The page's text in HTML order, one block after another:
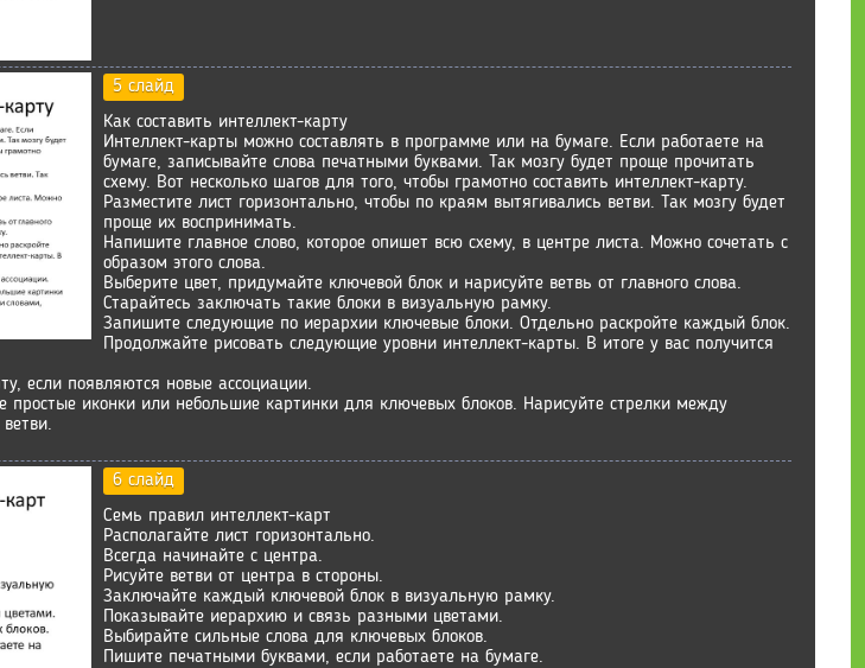
5 слайд
Как составить интеллект-карту
Интеллект-карты можно составлять в программе или на бумаге. Если работаете на
бумаге, записывайте слова печатными буквами. Так мозгу будет проще прочитать
схему. Вот несколько шагов для того, чтобы грамотно составить интеллект-карту.
Разместите лист горизонтально, чтобы по краям вытягивались ветви. Так мозгу будет
проще их воспринимать.
Напишите главное слово, которое опишет всю схему, в центре листа. Можно сочетать с
образом этого слова.
Выберите цвет, придумайте ключевой блок и нарисуйте ветвь от главного слова.
Старайтесь заключать такие блоки в визуальную рамку.
Запишите следующие по иерархии ключевые блоки. Отдельно раскройте каждый блок.
Продолжайте рисовать следующие уровни интеллект-карты. В итоге у вас получится
если появляются новые ассоциации.
простые иконки или небольшие картинки для ключевых блоков. Нарисуйте стрелки между
6 слайд
Семь правил интеллект-карт
Располагайте лист горизонтально.
Всегда начинайте с центра.
Рисуйте ветви от центра в стороны.
Заключайте каждый ключевой блок в визуальную рамку.
Показывайте иерархию и связь разными цветами.
Выбирайте сильные слова для ключевых блоков.
Пишите печатными буквами, если работаете на бумаге.